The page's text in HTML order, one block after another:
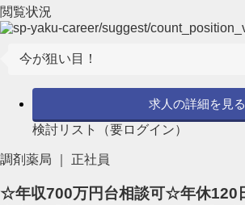
閲覧状況
今が狙い目！
求人の詳細を見る
検討リスト（要ログイン）
調剤薬局 ｜ 正社員
☆年収700万円台相談可☆年休120